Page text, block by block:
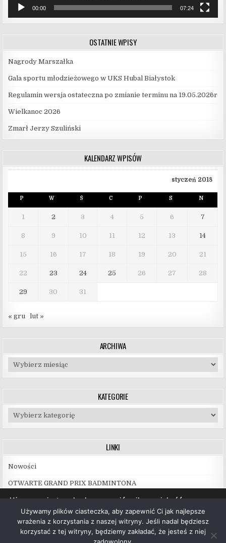
00:00 07:24
OSTATNIE WPISY
Nagrody Marszałka
Gala sportu młodzieżowego w UKS Hubal Białystok
Regulamin wersja ostateczna po zmianie terminu na 19.05.2026r
Wielkanoc 2026
Zmarł Jerzy Szuliński
KALENDARZ WPISÓW
styczeń 2018
P W Ś C P S N
1 2 3 4 5 6 7
8 9 10 11 12 13 14
15 16 17 18 19 20 21
22 23 24 25 26 27 28
29 30 31
« gru lut »
ARCHIWA
Archiwa
KATEGORIE
Kategorie
LINKI
Nowości
OTWARTE GRAND PRIX BADMINTONA
Używamy ciasteczek, aby zapewnić najlepszą jakość
korzystania z naszej witryny.
Więcej informacji na temat plików ciasteczka, których
używamy, oraz możliwości ich wyłączenia znajdziesz w
ustawieniach.
Używamy plików ciasteczka, aby zapewnić Ci jak najlepsze
wrażenia z korzystania z naszej witryny. Jeśli nadal będziesz
korzystać z tej witryny, będziemy zakładać, że jesteś z niej